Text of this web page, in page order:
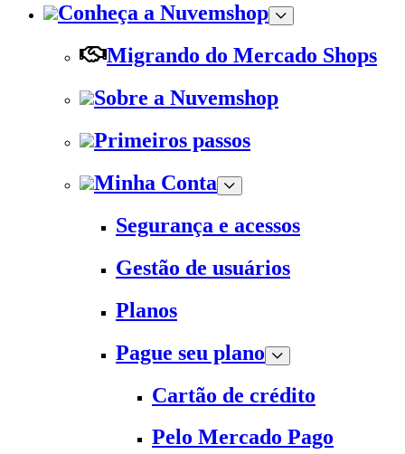
Conheça a Nuvemshop
Migrando do Mercado Shops
Sobre a Nuvemshop
Primeiros passos
Minha Conta
Segurança e acessos
Gestão de usuários
Planos
Pague seu plano
Cartão de crédito
Pelo Mercado Pago